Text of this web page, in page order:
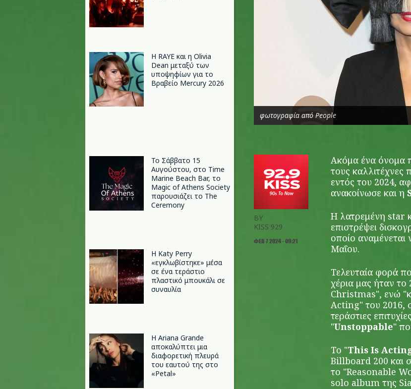
Η RAYE και η Olivia
Dean μεταξύ των
υποψηφίων για το
Βραβείο Mercury 2026
Το Σάββατο 15
Αυγούστου, στο Time
Marine Beach Bar, το
Magic of Athens Society
παρουσιάζει το The
Ceremony
H Katy Perry
«εγκλωβίστηκε» μέσα
σε ένα τεράστιο
πλαστικό μπουκάλι σε
συναυλία
Η Ariana Grande
αποκαλύπτει μια
διαφορετική πλευρά
του εαυτού της στο
«Petal»
φωτογραφία από People
BY
KISS 929
ΦΕΒ 7 2024 - 09:21
Ακόμα ένα όνομα
τους
εντός του 2024,
ανακοίνωσε και η
Η λατρεμένη star
επιστρέψει
οποίο αναμένεται
Μαΐου.
Τελευταία φορά
χέρια μας ήταν
Christmas", ενώ
Acting" του 2016,
τεράστιες
"Unstoppable"
Το "This Is
Billboard 200 και
το "Reasonable
solo album της